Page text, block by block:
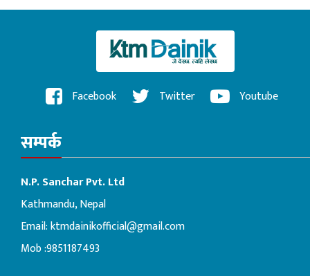
Facebook Twitter Youtube
सम्पर्क
N.P. Sanchar Pvt. Ltd
Kathmandu, Nepal
Email:ktmdainikofficial@gmail.com
Mob :9851187493